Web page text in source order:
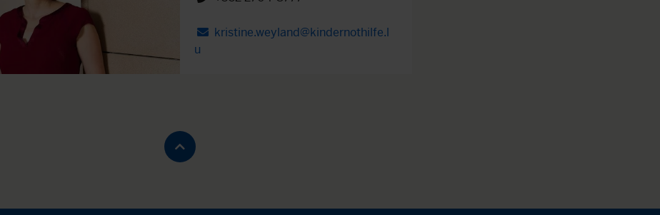
kristine.weyland@kindernothilfe.l
u